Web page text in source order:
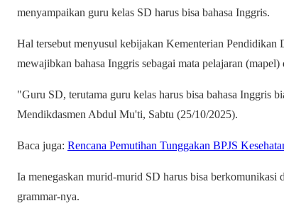
menyampaikan guru kelas SD harus bisa bahasa Inggris.
Hal tersebut menyusul kebijakan Kementerian Pendidikan
mewajibkan bahasa Inggris sebagai mata pelajaran
"Guru SD, terutama guru kelas harus bisa bahasa Inggris
Mendikdasmen Abdul Mu'ti, Sabtu (25/10/2025).
Baca juga: Rencana Pemutihan Tunggakan BPJS
Ia menegaskan murid-murid SD harus bisa berkomunikasi
grammar-nya.